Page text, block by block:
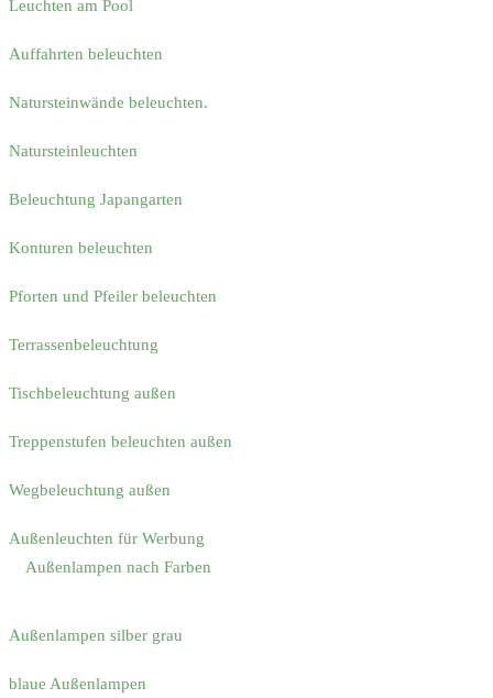
Leuchten am Pool
Auffahrten beleuchten
Natursteinwände beleuchten.
Natursteinleuchten
Beleuchtung Japangarten
Konturen beleuchten
Pforten und Pfeiler beleuchten
Terrassenbeleuchtung
Tischbeleuchtung außen
Treppenstufen beleuchten außen
Wegbeleuchtung außen
Außenleuchten für Werbung
Außenlampen nach Farben
Außenlampen silber grau
blaue Außenlampen